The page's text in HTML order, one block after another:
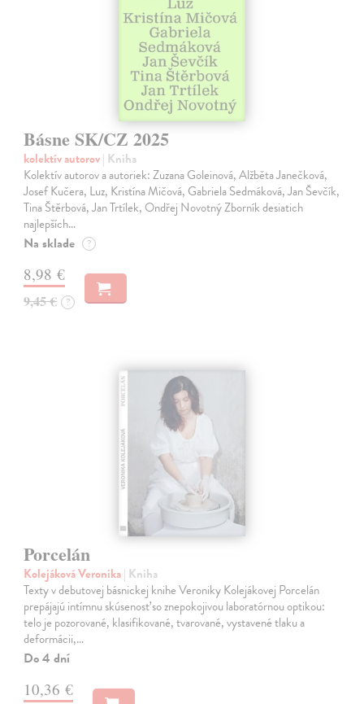
Básne SK/CZ 2025
kolektív autorov| Kniha
Kolektív autorov a autoriek: Zuzana Goleinová, Alžběta Janečková,
Josef Kučera, Luz, Kristína Mičová, Gabriela Sedmáková, Jan Ševčík,
Tina Štěrbová, Jan Trtílek, Ondřej Novotný Zborník desiatich
najlepších…
Na sklade ?
8,98 €
9,45 € ?
Porcelán
Kolejáková Veronika| Kniha
Texty v debutovej básnickej knihe Veroniky Kolejákovej Porcelán
prepájajú intímnu skúsenosť so znepokojivou laboratórnou optikou:
telo je pozorované, klasifikované, tvarované, vystavené tlaku a
deformácii,…
Do 4 dní
10,36 €